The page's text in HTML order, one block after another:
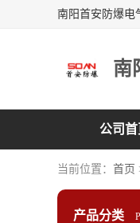
南
公司首
当前位置： 首页
产品分类